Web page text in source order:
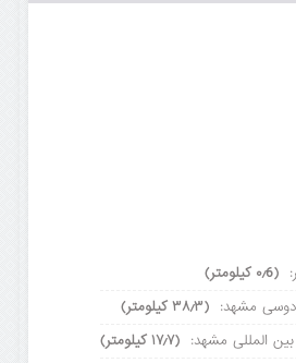
(۰٫6 کیلومتر)
فردوسی مشهد:(۳۸٫۳ کیلومتر)
بین المللی مشهد:(۱۷٫۷ کیلومتر)